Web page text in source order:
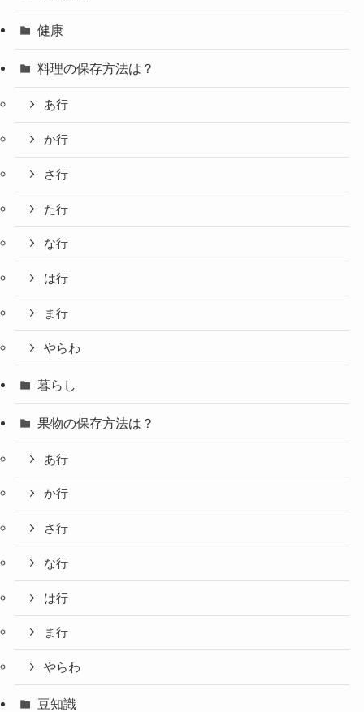
健康
料理の保存方法は？
あ行
か行
さ行
た行
な行
は行
ま行
やらわ
暮らし
果物の保存方法は？
あ行
か行
さ行
な行
は行
ま行
やらわ
豆知識